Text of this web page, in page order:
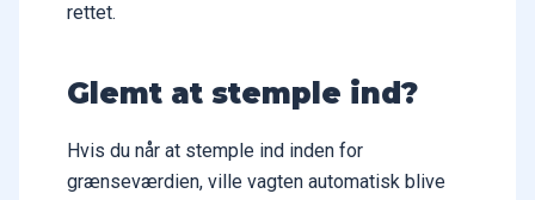
rettet.
Glemt at stemple ind?
Hvis du når at stemple ind inden for
grænseværdien, ville vagten automatisk blive